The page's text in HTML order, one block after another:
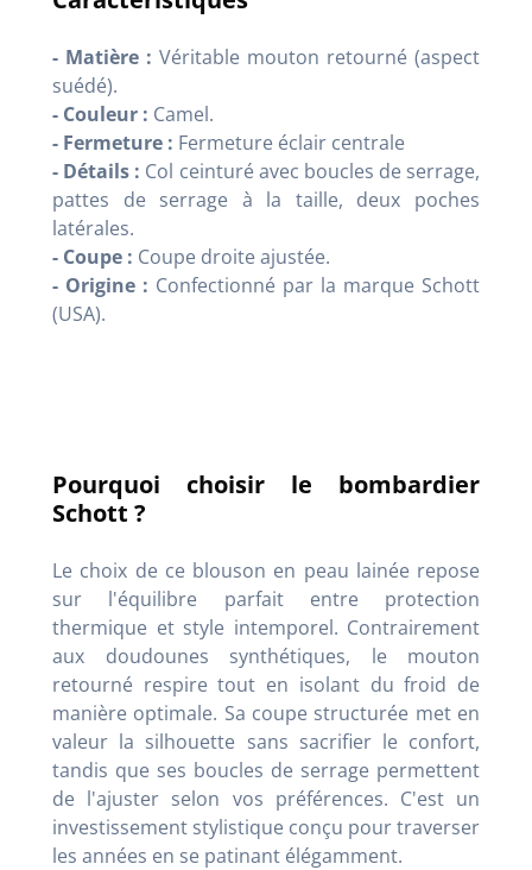
- Matière : Véritable mouton retourné (aspect
suédé).
- Couleur : Camel.
- Fermeture : Fermeture éclair centrale
- Détails : Col ceinturé avec boucles de serrage,
pattes de serrage à la taille, deux poches
latérales.
- Coupe : Coupe droite ajustée.
- Origine : Confectionné par la marque Schott
(USA).
Pourquoi choisir le bombardier
Schott ?
Le choix de ce blouson en peau lainée repose
sur l'équilibre parfait entre protection
thermique et style intemporel. Contrairement
aux doudounes synthétiques, le mouton
retourné respire tout en isolant du froid de
manière optimale. Sa coupe structurée met en
valeur la silhouette sans sacrifier le confort,
tandis que ses boucles de serrage permettent
de l'ajuster selon vos préférences. C'est un
investissement stylistique conçu pour traverser
les années en se patinant élégamment.